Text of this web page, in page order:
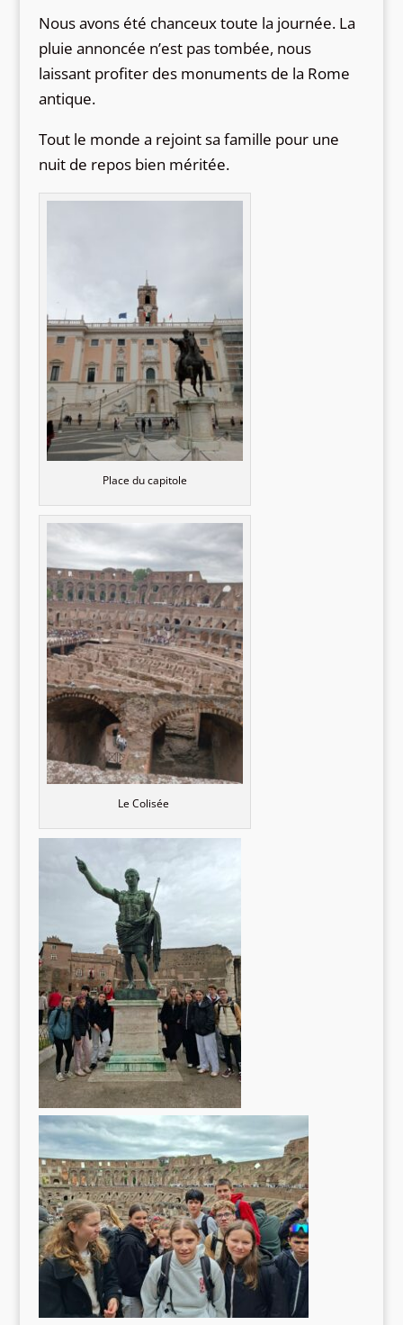
Nous avons été chanceux toute la journée. La
pluie annoncée n’est pas tombée, nous
laissant profiter des monuments de la Rome
antique.
Tout le monde a rejoint sa famille pour une
nuit de repos bien méritée.
Place du capitole
Le Colisée